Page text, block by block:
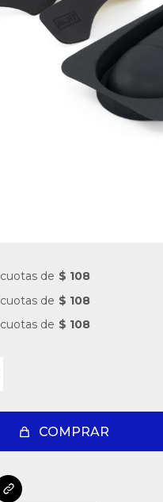
cuotas de $ 108
cuotas de $ 108
cuotas de $ 108
COMPRAR